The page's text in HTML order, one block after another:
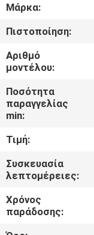
ΠΟΙΟΤΙΚΌΣ
ΈΛΕΓΧΟΣ
ΜΑΣ
ΕΛΆΤΕ
ΕΠΑΦΉ
ΜΕ
ΖΗΤΉΣΤΕ
Μάρκα:
Πιστοποίηση:
Αριθμό
μοντέλου:
Ποσότητα
παραγγελίας
min:
Τιμή:
Συσκευασία
λεπτομέρειες:
Χρόνος
παράδοσης: